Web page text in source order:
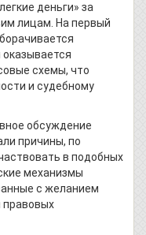
деньги» за
лицам. На первый
схемы, что
и судебному
обсуждение
причины, по
в подобных
механизмы
с желанием
правовых